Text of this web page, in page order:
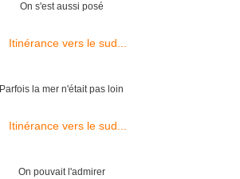
On s'est aussi posé
Parfois la mer n'était pas loin
On pouvait l'admirer